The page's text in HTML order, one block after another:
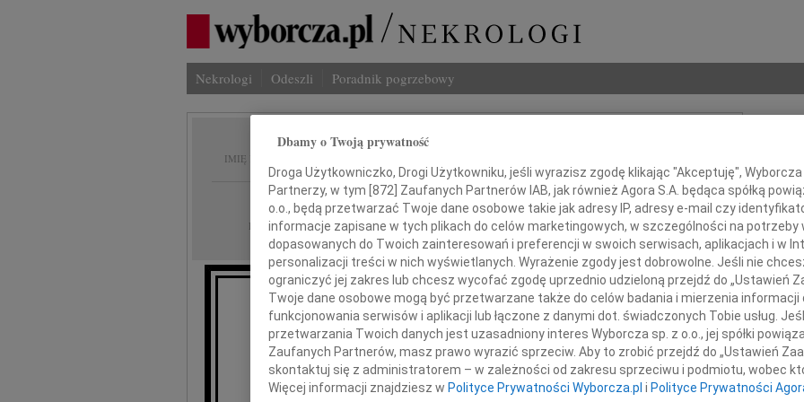
Nekrologi Odeszli Poradnik pogrzebowy
IMIĘ I NAZWISKO: Andrzej Ślęzak
REGION: Kraków
DATA EMISJI: 08.09.2010
Z głębokim smutkiem zawiadamiamy, że dnia 5 września 2010 roku,
w wieku 84 lat, odszedł na wieczną wartę
INNE
Z
Z
Mgr
Dbamy o Twoją prywatność
Droga Użytkowniczko, Drogi Użytkowniku, jeśli wyrazisz zgodę klikając "Akceptuję",
Partnerzy, w tym [ 872 ] Zaufanych Partnerów IAB, jak również Agora S.A. będąca spółką
o.o., będą przetwarzać Twoje dane osobowe takie jak adresy IP, adresy e-mail czy
informacje zapisane w tych plikach do celów marketingowych, w szczególności na potrzeby
dopasowanych do Twoich zainteresowań i preferencji w swoich serwisach, aplikacjach i w
personalizacji treści w nich wyświetlanych. Wyrażenie zgody jest dobrowolne. Jeśli nie
ograniczyć jej zakres lub chcesz wycofać zgodę uprzednio udzieloną przejdź do „Ustawień
Twoje dane osobowe mogą być przetwarzane także do celów badania i mierzenia
funkcjonowania serwisów i aplikacji lub łączone z danymi dot. świadczonych Tobie usług.
przetwarzania Twoich danych jest uzasadniony interes Wyborcza sp. z o.o., jej spółki
Zaufanych Partnerów, masz prawo wyrazić sprzeciw. Aby to zrobić przejdź do „Ustawień
skontaktuj się z administratorem – w zależności od zakresu sprzeciwu i podmiotu, wobec
Więcej informacji znajdziesz w Polityce Prywatności Wyborcza.pl i Polityce Prywatności